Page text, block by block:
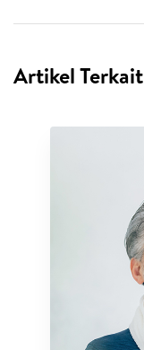
Artikel Terkait